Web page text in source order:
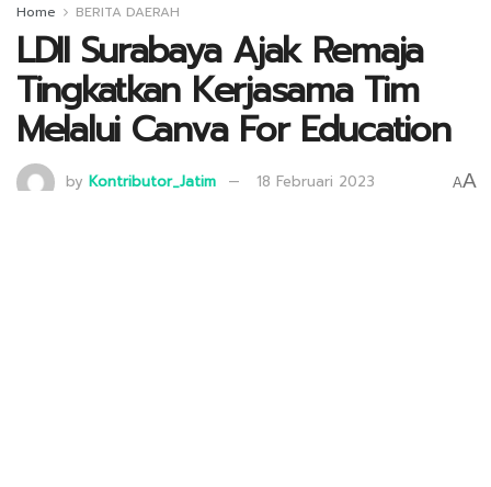
Home BERITA DAERAH
LDII Surabaya Ajak Remaja
Tingkatkan Kerjasama Tim
Melalui Canva For Education
by Kontributor_Jatim 18 Februari 2023 AA